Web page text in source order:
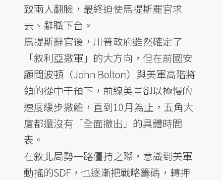
致兩人翻臉，最終迫使馬提斯罷官求
去、辭職下台。
馬提斯辭官後，川普政府雖然確定了
「敘利亞撤軍」的大方向，但在前國安
顧問波頓（John Bolton）與美軍高階將
領的從中干預下，前線美軍卻以極慢的
速度緩步撤離，直到10月為止，五角大
廈都還沒有「全面撤出」的具體時間
表。
在敘北局勢一路僵持之際，意識到美軍
動搖的SDF，也逐漸把戰略籌碼，轉押